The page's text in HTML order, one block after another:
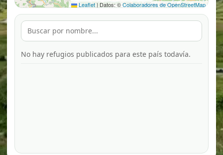
Leaflet | Datos: ©Colaboradores de OpenStreetMap
No hay refugios publicados para este país todavía.